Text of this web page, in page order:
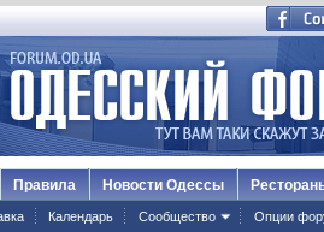
Календарь Сообщество Опции
Правила Новости Одессы